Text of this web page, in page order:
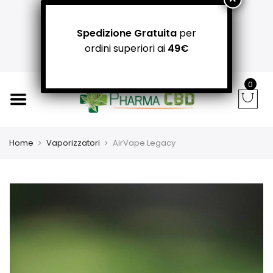
carpediemitaliandrea@gmail.com
NEGOZI PADOVA: Via Guizza Conselvana, 38a
0
Home Vaporizzatori AirVape Legacy
Spedizione Gratuita per
ordini superiori ai 49€